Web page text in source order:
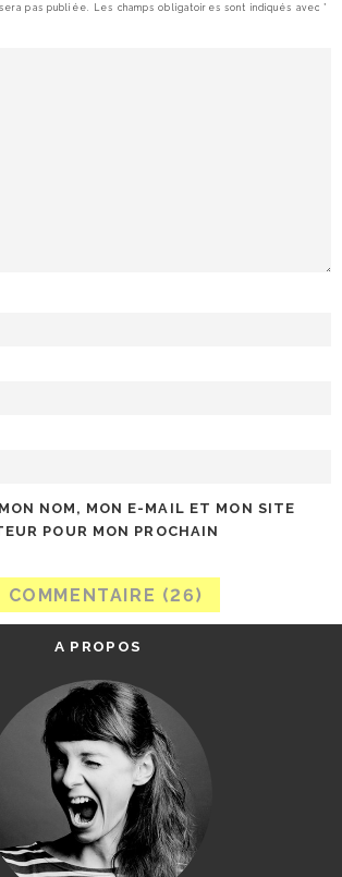
pas publiée. Les champs obligatoires sont indiqués avec*
NOM, MON E-MAIL ET MON SITE
POUR MON PROCHAIN
A PROPOS